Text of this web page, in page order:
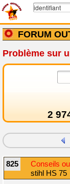
FORUM
Problème sur
2
825 Conseils
stihl HS 75